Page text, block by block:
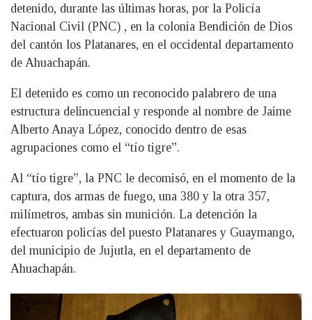
detenido, durante las últimas horas, por la Policía
Nacional Civil (PNC) , en la colonia Bendición de Dios
del cantón los Platanares, en el occidental departamento
de Ahuachapán.
El detenido es como un reconocido palabrero de una
estructura delincuencial y responde al nombre de Jaime
Alberto Anaya López, conocido dentro de esas
agrupaciones como el “tío tigre”.
Al “tío tigre”, la PNC le decomisó, en el momento de la
captura, dos armas de fuego, una 380 y la otra 357,
milímetros, ambas sin munición. La detención la
efectuaron policías del puesto Platanares y Guaymango,
del municipio de Jujutla, en el departamento de
Ahuachapán.